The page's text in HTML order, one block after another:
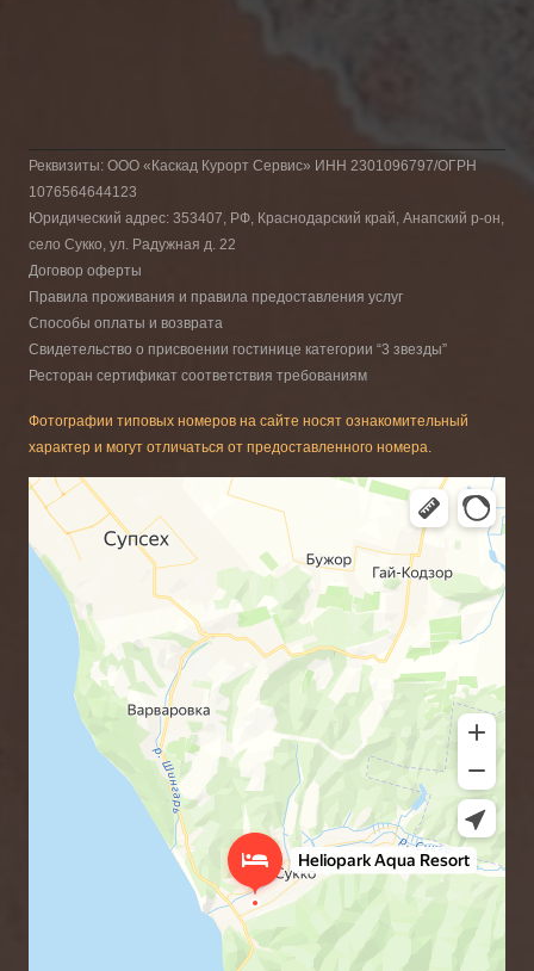
Реквизиты: ООО «Каскад Курорт Сервис» ИНН 2301096797/ОГРН
1076564644123
Юридический адрес: 353407, РФ, Краснодарский край, Анапский р-он,
село Сукко, ул. Радужная д. 22
Договор оферты
Правила проживания и правила предоставления услуг
Способы оплаты и возврата
Свидетельство о присвоении гостинице категории “3 звезды”
Ресторан сертификат соответствия требованиям
Фотографии типовых номеров на сайте носят ознакомительный
характер и могут отличаться от предоставленного номера.